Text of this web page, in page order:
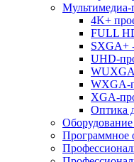
Мультимедиа-
4K+
FULL
SXGA+
UHD-
WXGA-
XGA-
Оптика
Программное